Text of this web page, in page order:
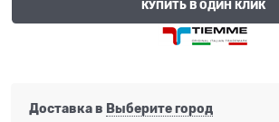
КУПИТЬ В ОДИН КЛИК
Доставка в Выберите город